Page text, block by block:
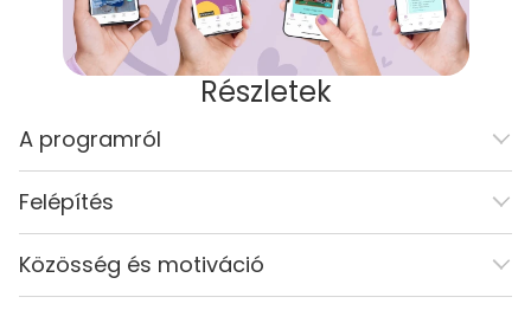
Részletek
A programról
Felépítés
Közösség és motiváció